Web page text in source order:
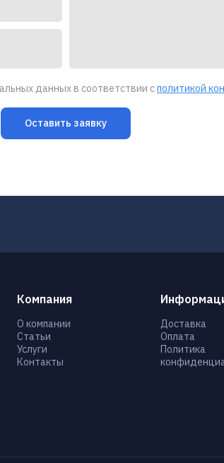
данных в соответствии сполитикой
Оставить заявку
Компания
О компании
Статьи
Услуги
Контакты
Доставка
Оплата
Политика